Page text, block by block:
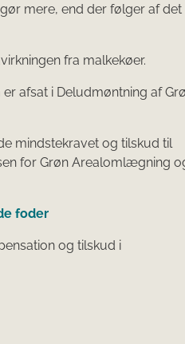
mere, end der følger af det
fra malkekøer.
afsat i Deludmøntning af
mindstekravet og tilskud til
for Grøn Arealomlægning
foder
og tilskud i